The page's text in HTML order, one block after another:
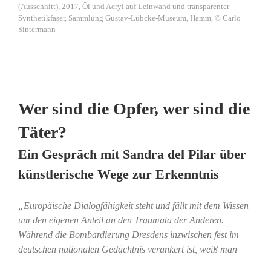
(Ausschnitt), 2017, Öl und Acryl auf Leinwand und transparenter
Synthetikfaser, Sammlung Gustav-Lübcke-Museum, Hamm, © Carlo
Sintermann
Wer sind die Opfer, wer sind die
Täter?
Ein Gespräch mit Sandra del Pilar über
künstlerische Wege zur Erkenntnis
„Europäische Dialogfähigkeit steht und fällt mit dem Wissen
um den eigenen Anteil an den Traumata der Anderen.
Während die Bombardierung Dresdens inzwischen fest im
deutschen nationalen Gedächtnis verankert ist, weiß man